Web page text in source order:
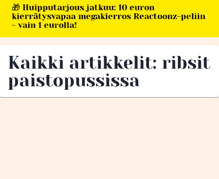
🎁 Huipputarjous jatkuu: 10 euron
kierrätysvapaa megakierros Reactoonz-peliin
- vain 1 eurolla!
Kaikki artikkelit: ribsit
paistopussissa